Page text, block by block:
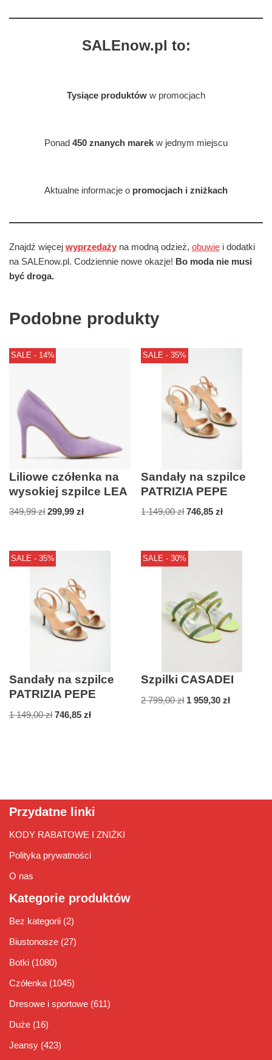
SALEnow.pl to:
Tysiące produktów w promocjach
Ponad 450 znanych marek w jednym miejscu
Aktualne informacje o promocjach i zniżkach
Znajdź więcej wyprzedaży na modną odzież, obuwie i dodatki
na SALEnow.pl. Codziennie nowe okazje! Bo moda nie musi
być droga.
Podobne produkty
SALE - 14%
Liliowe czółenka na
wysokiej szpilce LEA
349,99zł 299,99 zł
SALE - 35%
Sandały na szpilce
PATRIZIA PEPE
1 149,00zł 746,85zł
SALE - 35%
Sandały na szpilce
PATRIZIA PEPE
1 149,00zł 746,85 zł
SALE - 30%
Szpilki CASADEI
2 799,00zł 1 959,30zł
Przydatne linki
KODY RABATOWE I ZNIŻKI
Polityka prywatności
O nas
Kategorie produktów
Bez kategorii (2)
Biustonosze (27)
Botki (1080)
Czółenka (1045)
Dresowe i sportowe (611)
Duże (16)
Jeansy (423)